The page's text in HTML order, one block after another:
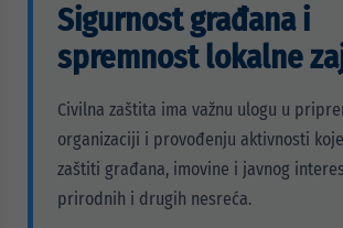
Sigurnost građana i
spremnost lokalne
Civilna zaštita ima važnu ulogu u
organizaciji i provođenju aktivnosti
zaštiti građana, imovine i javnog
prirodnih i drugih nesreća.